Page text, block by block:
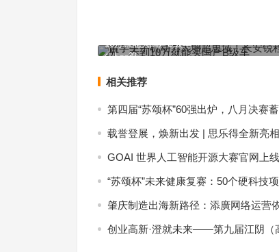
上一篇
10万就能买国产B级车
相关推荐
第四届“苏颂杯”60强出炉，八月决赛
载誉登展，焕新出发 | 思乐得全新亮
GOAI 世界人工智能开源大赛官网上
“苏颂杯”未来健康复赛：50个硬科技
肇庆制造出海新路径：添廣网络运营
创业高新·澄就未来——第九届江阴（